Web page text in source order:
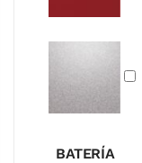
BATERÍA